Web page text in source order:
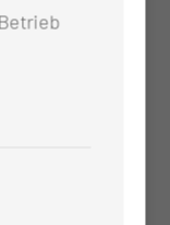
inklusive